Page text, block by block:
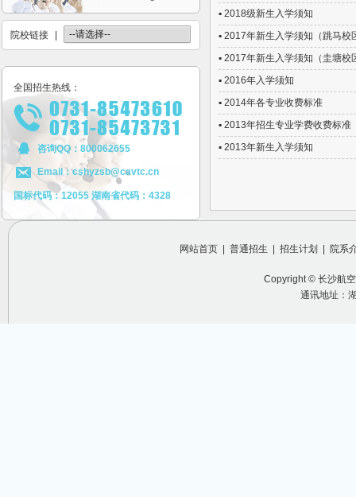
关于参加2026年单独招生考试的温馨提示
院校链接
全国招生热线：
咨询QQ：800062655
Email：cshyzsb@cavtc.cn
国标代码：12055 湖南省代码：4328
▪ 2018级新生入学须知
▪ 2017年新生入学须知（跳马校
▪ 2017年新生入学须知（圭塘校
▪ 2016年入学须知
▪ 2014年各专业收费标准
▪ 2013年招生专业学费收费标准
▪ 2013年新生入学须知
网站首页 普通招生 招生计划 院系
Copyright © 长沙航
通讯地址：